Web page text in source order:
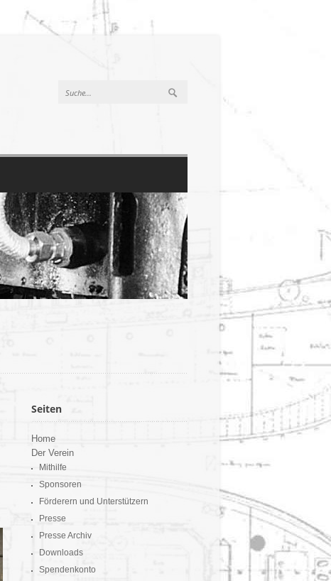
Seiten
Home
Der Verein
Mithilfe
Sponsoren
Förderern und Unterstützern
Presse
Presse Archiv
Downloads
Spendenkonto